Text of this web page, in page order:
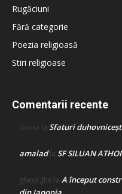
Rugăciuni
Fără categorie
Poezia religioasă
Stiri religioase
Comentarii recente
Doina la Sfaturi
amaladla SF SILUAN
gheorghe la A început